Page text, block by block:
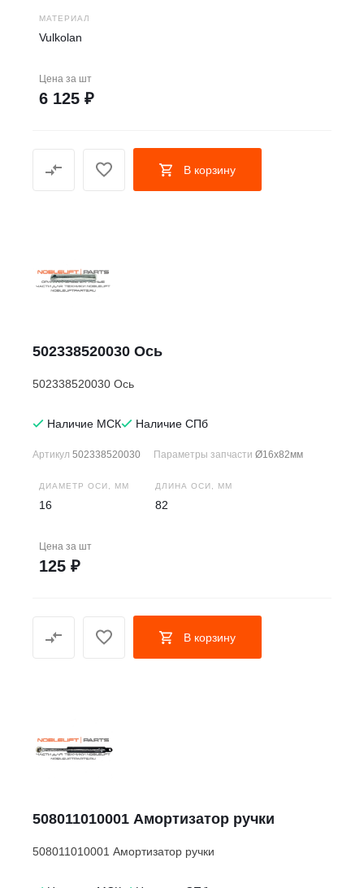
МАТЕРИАЛ
Vulkolan
Цена за шт
6 125 ₽
В корзину
502338520030 Ось
502338520030 Ось
Наличие МСК Наличие СПб
Артикул 502338520030 Параметры запчасти Ø16x82мм
ДИАМЕТР ОСИ, ММ
16
ДЛИНА ОСИ, ММ
82
Цена за шт
125 ₽
В корзину
508011010001 Амортизатор ручки
508011010001 Амортизатор ручки